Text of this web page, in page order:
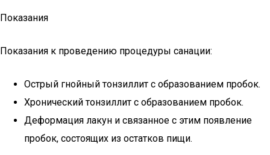
Показания
Показания к проведению процедуры санации:
Острый гнойный тонзиллит с образованием пробок.
Хронический тонзиллит с образованием пробок.
Деформация лакун и связанное с этим появление
пробок, состоящих из остатков пищи.